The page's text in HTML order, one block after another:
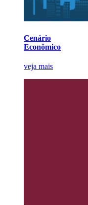
Cenário
Econômico
veja mais